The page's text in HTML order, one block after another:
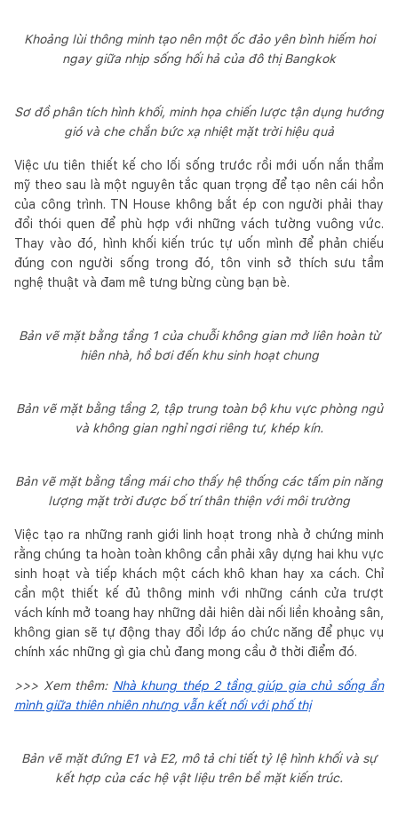
Khoảng lùi thông minh tạo nên một ốc đảo yên bình hiếm hoi
ngay giữa nhịp sống hối hả của đô thị Bangkok
Sơ đồ phân tích hình khối, minh họa chiến lược tận dụng hướng
gió và che chắn bức xạ nhiệt mặt trời hiệu quả
Việc ưu tiên thiết kế cho lối sống trước rồi mới uốn nắn thẩm
mỹ theo sau là một nguyên tắc quan trọng để tạo nên cái hồn
của công trình. TN House không bắt ép con người phải thay
đổi thói quen để phù hợp với những vách tường vuông vức.
Thay vào đó, hình khối kiến trúc tự uốn mình để phản chiếu
đúng con người sống trong đó, tôn vinh sở thích sưu tầm
nghệ thuật và đam mê tưng bừng cùng bạn bè.
Bản vẽ mặt bằng tầng 1 của chuỗi không gian mở liên hoàn từ
hiên nhà, hồ bơi đến khu sinh hoạt chung
Bản vẽ mặt bằng tầng 2, tập trung toàn bộ khu vực phòng ngủ
và không gian nghỉ ngơi riêng tư, khép kín.
Bản vẽ mặt bằng tầng mái cho thấy hệ thống các tấm pin năng
lượng mặt trời được bố trí thân thiện với môi trường
Việc tạo ra những ranh giới linh hoạt trong nhà ở chứng minh
rằng chúng ta hoàn toàn không cần phải xây dựng hai khu vực
sinh hoạt và tiếp khách một cách khô khan hay xa cách. Chỉ
cần một thiết kế đủ thông minh với những cánh cửa trượt
vách kính mở toang hay những dải hiên dài nối liền khoảng sân,
không gian sẽ tự động thay đổi lớp áo chức năng để phục vụ
chính xác những gì gia chủ đang mong cầu ở thời điểm đó.
>>> Xem thêm: Nhà khung thép 2 tầng giúp gia chủ sống ẩn
mình giữa thiên nhiên nhưng vẫn kết nối với phố thị
Bản vẽ mặt đứng E1 và E2, mô tả chi tiết tỷ lệ hình khối và sự
kết hợp của các hệ vật liệu trên bề mặt kiến trúc.